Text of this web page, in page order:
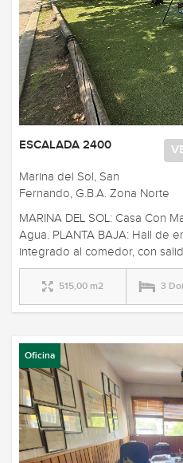
ESCALADA 2400
Marina del Sol, San
Fernando, G.B.A. Zona Norte
MARINA DEL SOL: Casa Con
Agua. PLANTA BAJA: Hall de
integrado al comedor, con
515,00 m2 3
Oficina